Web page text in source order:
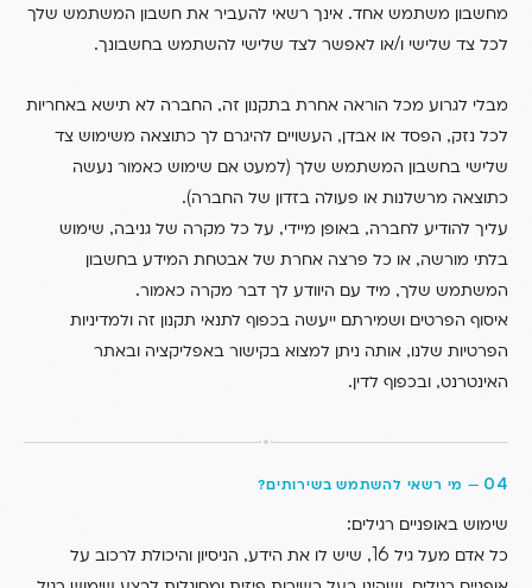
מחשבון משתמש אחד. אינך רשאי להעביר את חשבון המשתמש שלך
לכל צד שלישי ו/או לאפשר לצד שלישי להשתמש בחשבונך.
מבלי לגרוע מכל הוראה אחרת בתקנון זה, החברה לא תישא באחריות
לכל נזק, הפסד או אבדן, העשויים להיגרם לך כתוצאה משימוש צד
שלישי בחשבון המשתמש שלך (למעט אם שימוש כאמור נעשה
כתוצאה מרשלנות או פעולה בזדון של החברה).
עליך להודיע לחברה, באופן מיידי, על כל מקרה של גניבה, שימוש
בלתי מורשה, או כל פרצה אחרת של אבטחת המידע בחשבון
המשתמש שלך, מיד עם היוודע לך דבר מקרה כאמור.
איסוף הפרטים ושמירתם ייעשה בכפוף לתנאי תקנון זה ולמדיניות
הפרטיות שלנו, אותה ניתן למצוא בקישור באפליקציה ובאתר
האינטרנט, ובכפוף לדין.
04
— מי רשאי להשתמש בשירותים?
שימוש באופניים רגילים:
כל אדם מעל גיל 16, שיש לו את הידע, הניסיון והיכולת לרכוב על